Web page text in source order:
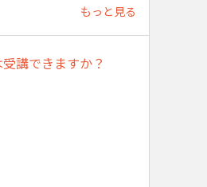
もっと見る
講できますか？